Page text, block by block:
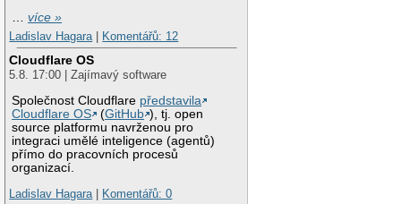
…více »
Ladislav Hagara| Komentářů: 12
Cloudflare OS
5.8. 17:00 | Zajímavý software
Společnost Cloudflare představila
Cloudflare OS
(GitHub ), tj. open
source platformu navrženou pro
integraci umělé inteligence (agentů)
přímo do pracovních procesů
organizací.
Ladislav Hagara| Komentářů: 0